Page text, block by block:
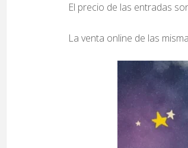
El precio de las entradas
La venta online de las